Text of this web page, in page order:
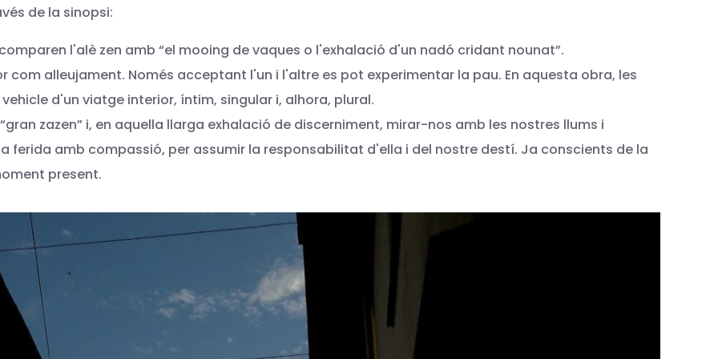
de la sinopsi:
l'alè zen amb “el mooing de vaques o l'exhalació d'un nadó cridant nounat”.
alleujament. Només acceptant l'un i l'altre es pot experimentar la pau. En aquesta obra, les
d'un viatge interior, íntim, singular i, alhora, plural.
zazen” i, en aquella llarga exhalació de discerniment, mirar-nos amb les nostres llums i
ferida amb compassió, per assumir la responsabilitat d'ella i del nostre destí. Ja conscients de la
present.